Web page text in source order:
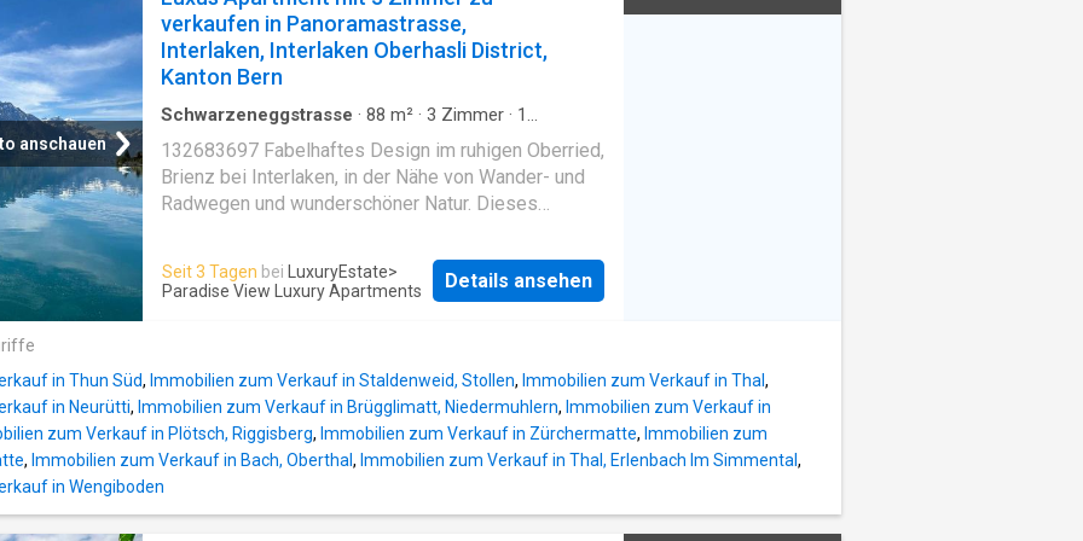
türkisches Bad Kontaktieren Sie uns für weitere
Informationen
anschauen
verkaufen in Panoramastrasse,
Interlaken, Interlaken Oberhasli District,
Kanton Bern
Schwarzeneggstrasse · 88 m² · 3 Zimmer · 1
Wohnung
132683697 Fabelhaftes Design im ruhigen Oberried,
Brienz bei Interlaken, in der Nähe von Wander- und
Radwegen und wunderschöner Natur. Dieses
konzipiert, dass die Natur, die Schweizer Berge, der
See und die Wälder direkt vor Ihre Haustür kommen.
mit Liftzugang vom Stellplatz bis auf die
Erdgeschoss-Ebene der Wohnung mit zwei
Schlafzimmern. Dieses Haus mit 2 Schlafzimmern
beinhaltet einen im Preis inbegriffenen PKW-
Stellplatz im Wert von Chf 30000. Sie haben zudem
Ihren eigenen privaten Fahrradabstellplatz, in dem
Seit 3 Tagen bei LuxuryEstate>
Paradise View Luxury Apartments
Details ansehen
in Thun Süd, Immobilien zum Verkauf in Staldenweid, Stollen, Immobilien zum Verkauf in Thal ,
in Neurütti, Immobilien zum Verkauf in Brügglimatt, Niedermuhlern, Immobilien zum Verkauf in
zum Verkauf in Plötsch, Riggisberg, Immobilien zum Verkauf in Zürchermatte, Immobilien zum
, Immobilien zum Verkauf in Bach, Oberthal , Immobilien zum Verkauf in Thal, Erlenbach Im Simmental ,
in Wengiboden